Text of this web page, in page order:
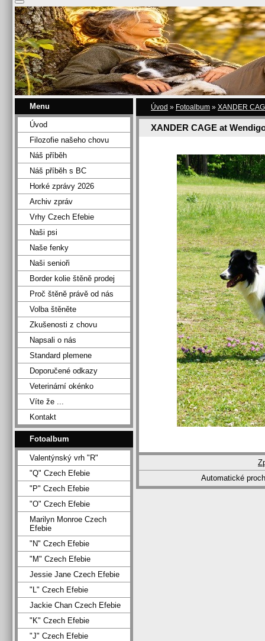
Úvod » Fotoalbum » XANDER
XANDER CAGE at
Automatické
Menu
Úvod
Filozofie našeho chovu
Náš příběh
Náš příběh s BC
Horké zprávy 2026
Archiv zpráv
Vrhy Czech Efebie
Naši psi
Naše fenky
Naši senioři
Border kolie štěně prodej
Proč štěně právě od nás
Volba štěněte
Zkušenosti z chovu
Napsali o nás
Standard plemene
Doporučené odkazy
Veterinární okénko
Víte že ...
Kontakt
Fotoalbum
Valentýnský vrh "R"
"Q" Czech Efebie
"P" Czech Efebie
"O" Czech Efebie
Marilyn Monroe Czech
Efebie
"N" Czech Efebie
"M" Czech Efebie
Jessie Jane Czech Efebie
"L" Czech Efebie
Jackie Chan Czech Efebie
"K" Czech Efebie
"J" Czech Efebie